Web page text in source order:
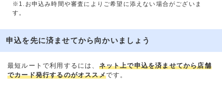
※1.お申込み時間や審査によりご希望に添えない場合がございま
す。
申込を先に済ませてから向かいましょう
最短ルートで利用するには、 ネット上で申込を済ませてから店舗
でカード発行するのがオススメです。